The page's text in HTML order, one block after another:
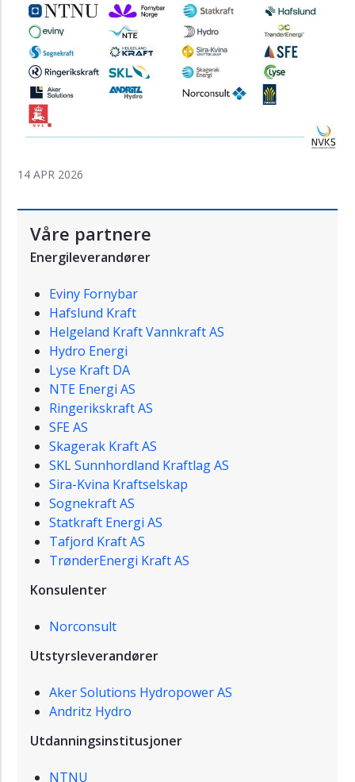
14 APR 2026
Våre partnere
Energileverandører
Eviny Fornybar
Hafslund Kraft
Helgeland Kraft Vannkraft AS
Hydro Energi
Lyse Kraft DA
NTE Energi AS
Ringerikskraft AS
SFE AS
Skagerak Kraft AS
SKL Sunnhordland Kraftlag AS
Sira-Kvina Kraftselskap
Sognekraft AS
Statkraft Energi AS
Tafjord Kraft AS
TrønderEnergi Kraft AS
Konsulenter
Norconsult
Utstyrsleverandører
Aker Solutions Hydropower AS
Andritz Hydro
Utdanningsinstitusjoner
NTNU